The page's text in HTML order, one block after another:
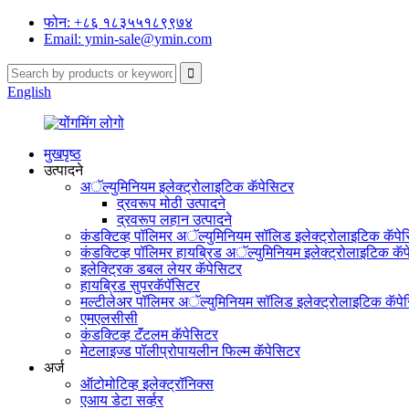
फोन: +८६ १८३५५१८९९७४
Email: ymin-sale@ymin.com
English
मुखपृष्ठ
उत्पादने
अॅल्युमिनियम इलेक्ट्रोलाइटिक कॅपेसिटर
द्रवरूप मोठी उत्पादने
द्रवरूप लहान उत्पादने
कंडक्टिव्ह पॉलिमर अॅल्युमिनियम सॉलिड इलेक्ट्रोलाइटिक
कंडक्टिव्ह पॉलिमर हायब्रिड अॅल्युमिनियम इलेक्ट्रोलाइटिक
इलेक्ट्रिक डबल लेयर कॅपेसिटर
हायब्रिड सुपरकॅपॅसिटर
मल्टीलेअर पॉलिमर अॅल्युमिनियम सॉलिड इलेक्ट्रोलाइटिक
एमएलसीसी
कंडक्टिव्ह टॅंटलम कॅपेसिटर
मेटलाइज्ड पॉलीप्रोपायलीन फिल्म कॅपेसिटर
अर्ज
ऑटोमोटिव्ह इलेक्ट्रॉनिक्स
एआय डेटा सर्व्हर